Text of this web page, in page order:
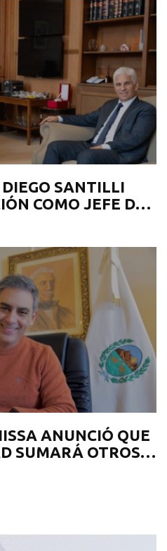
SANTILLI
COMO JEFE DE
ANUNCIÓ QUE
SUMARÁ OTROS
PARA